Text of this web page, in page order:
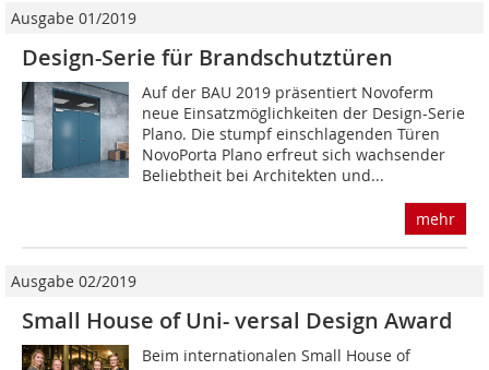
Ausgabe 01/2019
Design-Serie für Brandschutztüren
Auf der BAU 2019 präsentiert Novoferm
neue Einsatzmöglichkeiten der Design-Serie
Plano. Die stumpf einschlagenden Türen
NovoPorta Plano erfreut sich wachsender
Beliebtheit bei ­Architekten und...
mehr
Ausgabe 02/2019
Small House of Uni- versal Design Award
Beim internationalen Small House of